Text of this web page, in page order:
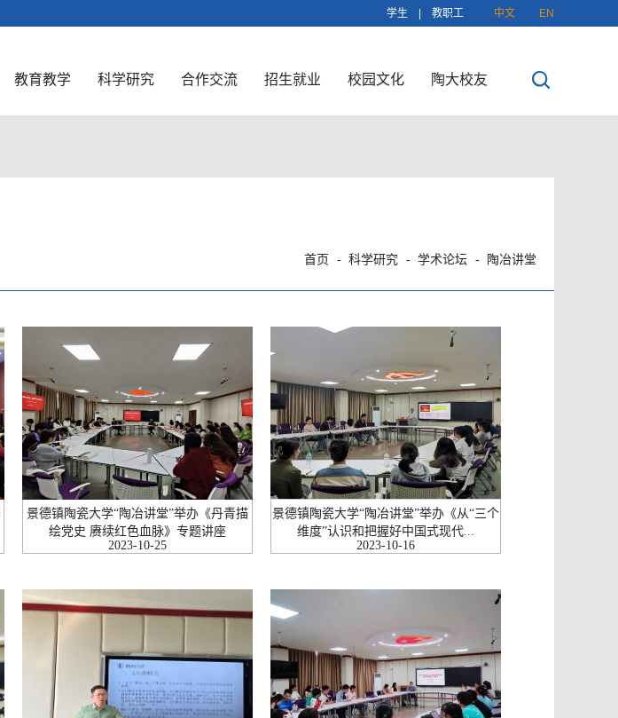
学生 教职工 中文 EN
教育教学 科学研究 合作交流 招生就业 校园文化 陶大校友
首页 科学研究 学术论坛 陶冶讲堂
景德镇陶瓷大学“陶冶讲堂”举办《丹青描
绘党史 赓续红色血脉》专题讲座
2023-10-25
景德镇陶瓷大学“陶冶讲堂”举办《从“三个
维度”认识和把握好中国式现代...
2023-10-16